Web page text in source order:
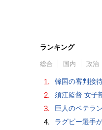
ランキング
総合 国内 政治
1. 韓国の審判接
2. 須江監督 女子
3. 巨人のベテラ
4. ラグビー選手